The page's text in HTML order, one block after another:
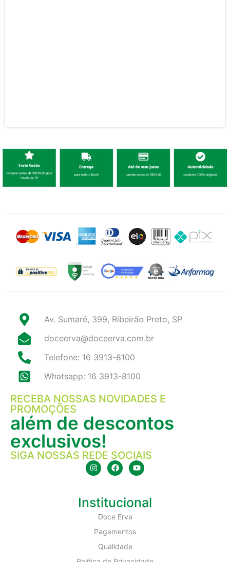
Av. Sumaré, 399, Ribeirão Preto, SP
doceerva@doceerva.com.br
Telefone: 16 3913-8100
Whatsapp: 16 3913-8100
RECEBA NOSSAS NOVIDADES E
PROMOÇÕES
além de descontos
exclusivos!
SiGA NOSSAS REDE SOCIAIS
Institucional
Doce Erva
Pagamentos
Qualidade